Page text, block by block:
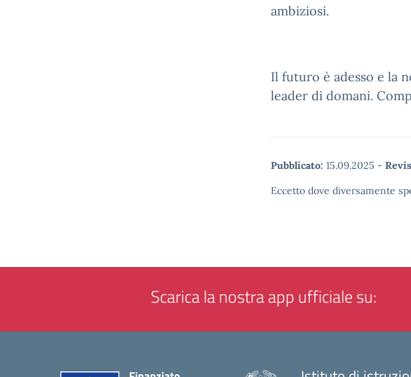
ambiziosi.
Il futuro è adesso e la
leader di domani.
Pubblicato: 15.09.2025 -
Eccetto dove diversamente
Scarica la nostra app ufficiale su: